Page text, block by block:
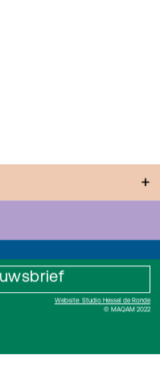
+
Website: Studio Hessel de Ronde
© MAQAM 2022